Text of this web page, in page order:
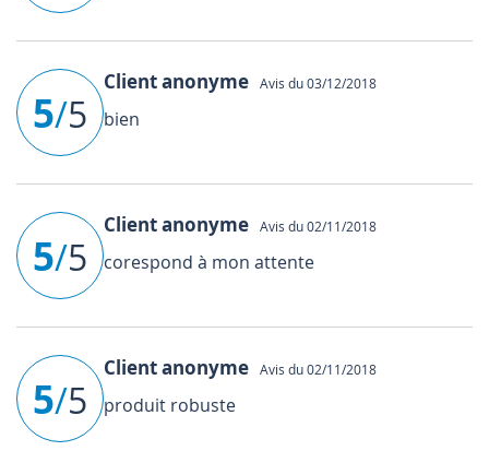
5/5
Client anonyme Avis du 03/12/2018
bien
5/5
Client anonyme Avis du 02/11/2018
corespond à mon attente
5/5
Client anonyme Avis du 02/11/2018
produit robuste